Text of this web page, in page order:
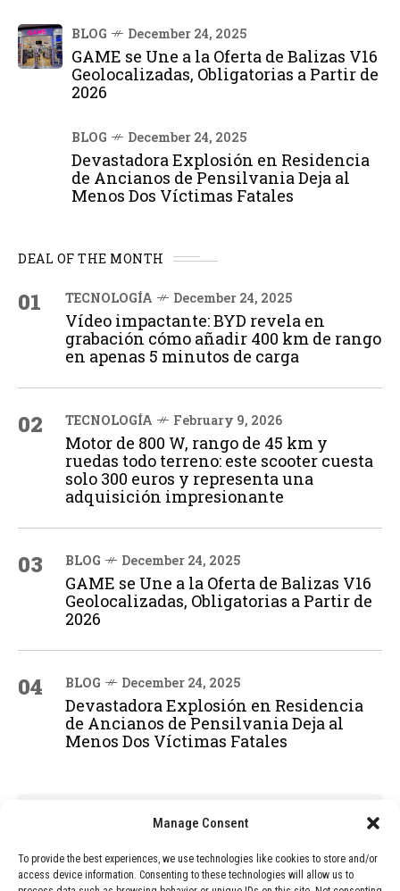
Manage Consent
To provide the best experiences, we use technologies like cookies to store and/or
access device information. Consenting to these technologies will allow us to
BLOG December 24, 2025
GAME se Une a la Oferta de Balizas V16
Geolocalizadas, Obligatorias a Partir de
2026
BLOG December 24, 2025
Devastadora Explosión en Residencia
de Ancianos de Pensilvania Deja al
Menos Dos Víctimas Fatales
DEAL OF THE MONTH
01 TECNOLOGÍA December 24, 2025
Vídeo impactante: BYD revela en
grabación cómo añadir 400 km de rango
en apenas 5 minutos de carga
02 TECNOLOGÍA February 9, 2026
Motor de 800 W, rango de 45 km y
ruedas todo terreno: este scooter cuesta
solo 300 euros y representa una
adquisición impresionante
03 BLOG December 24, 2025
GAME se Une a la Oferta de Balizas V16
Geolocalizadas, Obligatorias a Partir de
2026
04 BLOG December 24, 2025
Devastadora Explosión en Residencia
de Ancianos de Pensilvania Deja al
Menos Dos Víctimas Fatales